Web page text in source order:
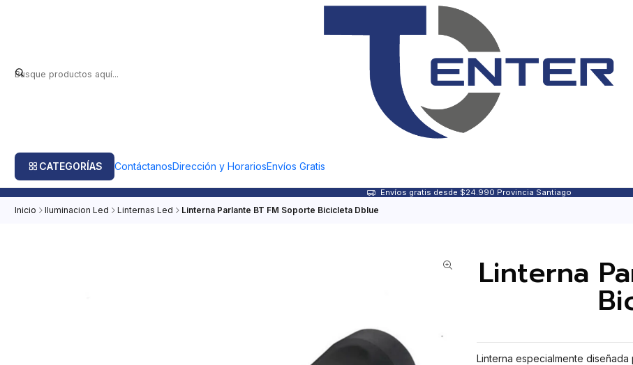
CATEGORÍAS ContáctanosDirección y HorariosEnvíos Gratis
Envíos gratis desde $24.990 Provincia Santiago
Inicio Iluminacion Led Linternas Led Linterna Parlante BT FM Soporte Bicicleta Dblue
Linterna
Linterna especialmente